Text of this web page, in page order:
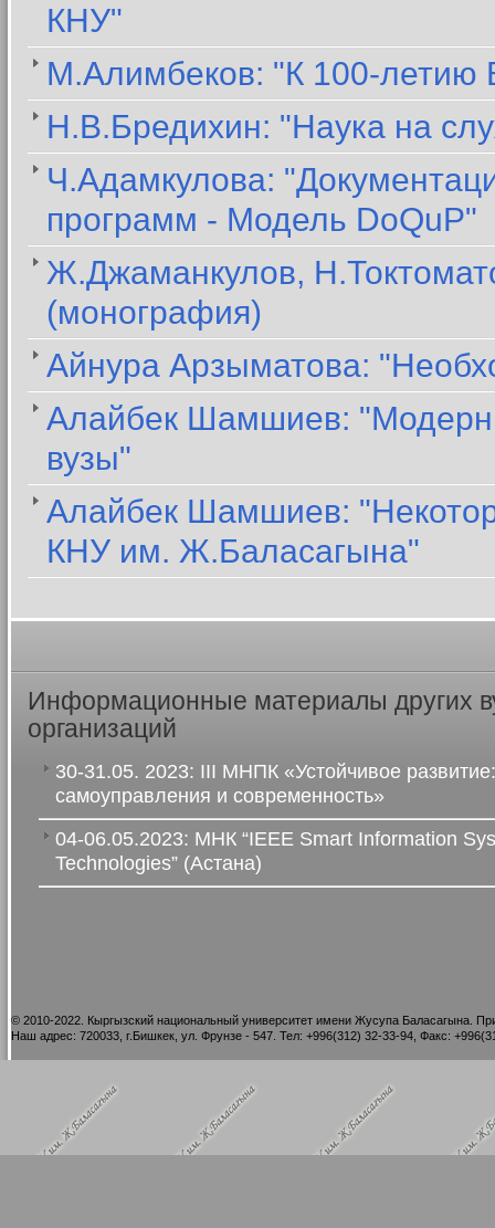
КНУ"
М.Алимбеков: "К 100-летию
Н.В.Бредихин: "Наука на
Ч.Адамкулова:
программ - Модель DoQuP"
Ж.Джаманкулов,
(монография)
Айнура Арзыматова:
Алайбек Шамшиев:
вузы"
Алайбек Шамшиев:
КНУ им. Ж.Баласагына"
Информационные материалы других
организаций
30-31.05. 2023: III МНПК «Устойчивое
самоуправления и современность»
04-06.05.2023: МНК “IEEE Smart Information
Technologies” (Астана)
© 2010-2022. Кыргызский национальный университет имени Жусупа Баласагына.
Наш адрес: 720033, г.Бишкек, ул. Фрунзе - 547. Тел: +996(312) 32-33-94, Факс: